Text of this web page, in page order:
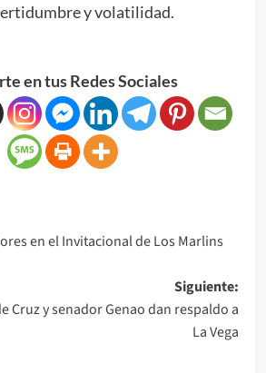
y volatilidad.
en tus Redes Sociales
en el Invitacional de Los Marlins
Siguiente:
Cruz y senador Genao dan respaldo a
La Vega